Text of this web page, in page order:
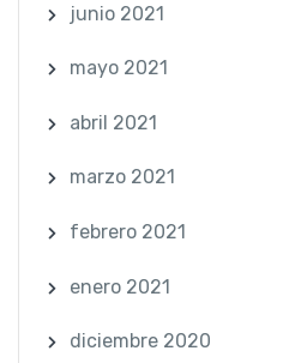
junio 2021
mayo 2021
abril 2021
marzo 2021
febrero 2021
enero 2021
diciembre 2020